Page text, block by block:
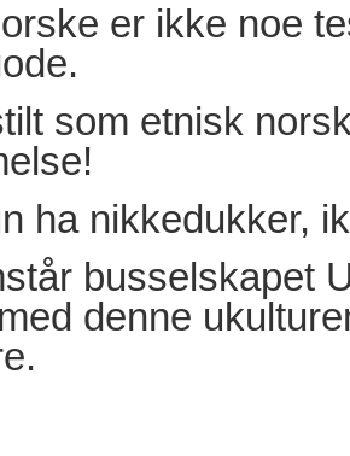
er ikke noe
som etnisk
ha nikkedukker,
busselskapet
denne